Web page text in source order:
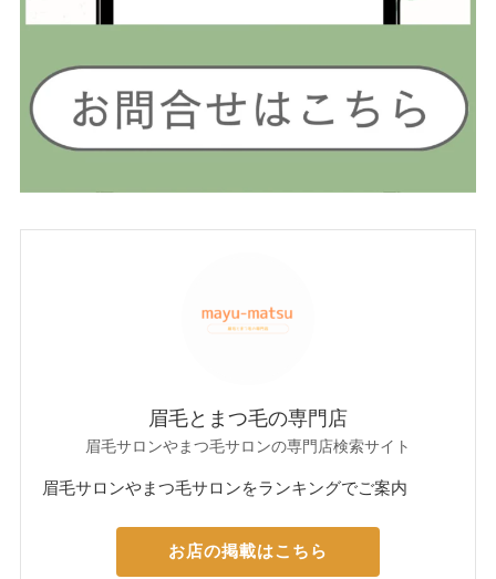
眉毛とまつ毛の専門店
眉毛サロンやまつ毛サロンの専門店検索サイト
眉毛サロンやまつ毛サロンをランキングでご案内
お店の掲載はこちら